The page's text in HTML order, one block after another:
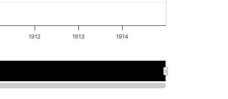
1912 1913 1914